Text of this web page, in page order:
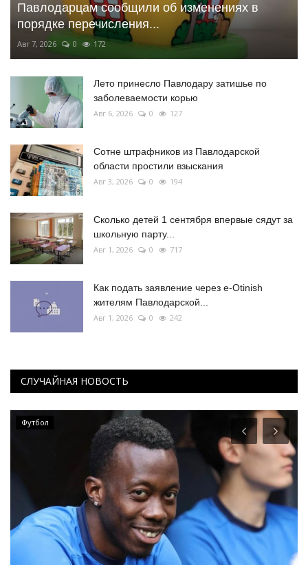
Павлодарцам сообщили об изменениях в
порядке перечисления...
Авг 7, 2026 0 172
Лето принесло Павлодару затишье по
заболеваемости корью
Авг 6, 2026 0 127
Сотне штрафников из Павлодарской
области простили взыскания
Авг 3, 2026 0 194
Сколько детей 1 сентября впервые сядут за
школьную парту...
Авг 1, 2026 0 717
Как подать заявление через e-Otinish
жителям Павлодарской...
Авг 1, 2026 0 242
СЛУЧАЙНАЯ НОВОСТЬ
Футбол